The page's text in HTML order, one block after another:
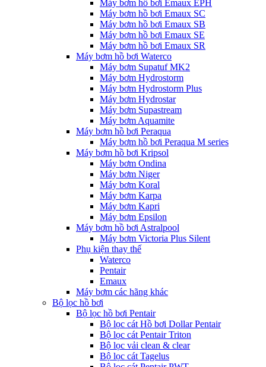
Máy bơm hồ bơi Emaux EPH
Máy bơm hồ bơi Emaux SC
Máy bơm hồ bơi Emaux SB
Máy bơm hồ bơi Emaux SE
Máy bơm hồ bơi Emaux SR
Máy bơm hồ bơi Waterco
Máy bơm Supatuf MK2
Máy bơm Hydrostorm
Máy bơm Hydrostorm Plus
Máy bơm Hydrostar
Máy bơm Supastream
Máy bơm Aquamite
Máy bơm hồ bơi Peraqua
Máy bơm hồ bơi Peraqua M series
Máy bơm hồ bơi Kripsol
Máy bơm Ondina
Máy bơm Niger
Máy bơm Koral
Máy bơm Karpa
Máy bơm Kapri
Máy bơm Epsilon
Máy bơm hồ bơi Astralpool
Máy bơm Victoria Plus Silent
Phụ kiện thay thế
Waterco
Pentair
Emaux
Máy bơm các hãng khác
Bộ lọc hồ bơi
Bộ lọc hồ bơi Pentair
Bộ lọc cát Hồ bơi Dollar Pentair
Bộ lọc cát Pentair Triton
Bộ lọc vải clean & clear
Bộ lọc cát Tagelus